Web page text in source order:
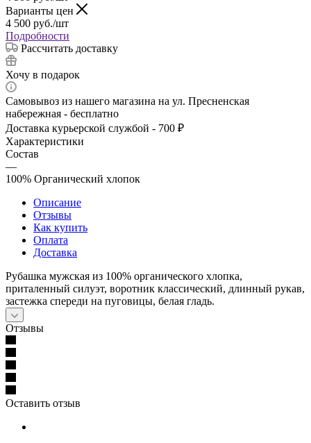
Варианты цен
4 500 руб./шт
Подробности
Рассчитать доставку
Хочу в подарок
Самовывоз из нашего магазина на ул. Пресненская
набережная - бесплатно
Доставка курьерской службой - 700 ₽
Характеристики
Состав
—
100% Органический хлопок
Описание
Отзывы
Как купить
Оплата
Доставка
Рубашка мужская из 100% органического хлопка,
приталенный силуэт, воротник классический, длинный рукав,
застежка спереди на пуговицы, белая гладь.
Отзывы
Оставить отзыв